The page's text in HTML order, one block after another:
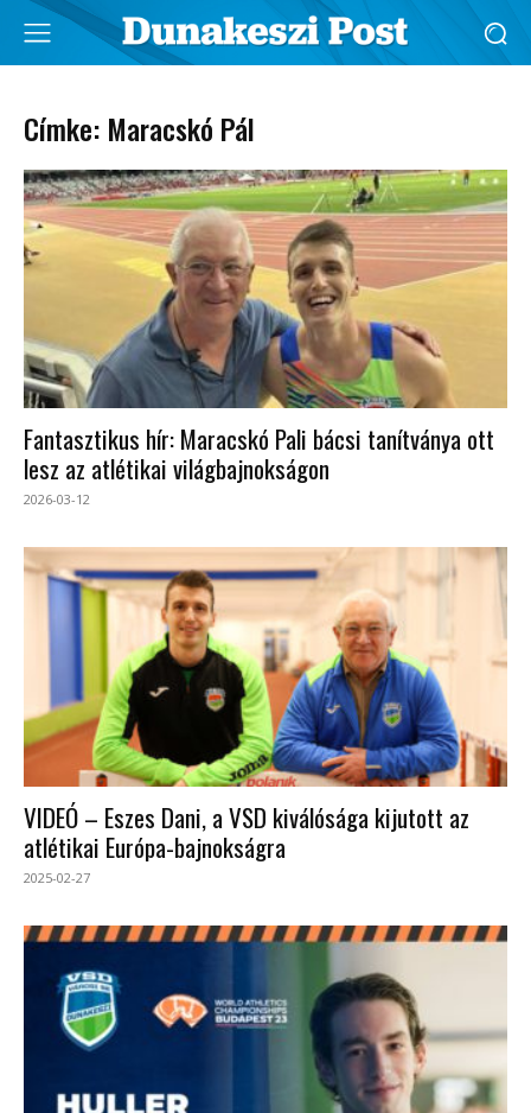
Címke: Maracskó Pál
Fantasztikus hír: Maracskó Pali bácsi tanítványa ott
lesz az atlétikai világbajnokságon
2026-03-12
VIDEÓ – Eszes Dani, a VSD kiválósága kijutott az
atlétikai Európa-bajnokságra
2025-02-27